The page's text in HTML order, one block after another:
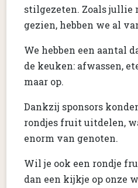
stilgezeten. Zoals jullie
gezien, hebben we al
We hebben een aantal
de keuken: afwassen,
maar op.
Dankzij sponsors
rondjes fruit uitdelen,
enorm van genoten.
Wil je ook een rondje
dan een kijkje op onze